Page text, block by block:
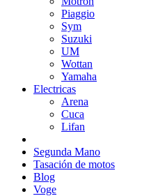
Piaggio
Sym
Suzuki
UM
Wottan
Yamaha
Electricas
Arena
Cuca
Lifan
Segunda Mano
Tasación de motos
Blog
Voge